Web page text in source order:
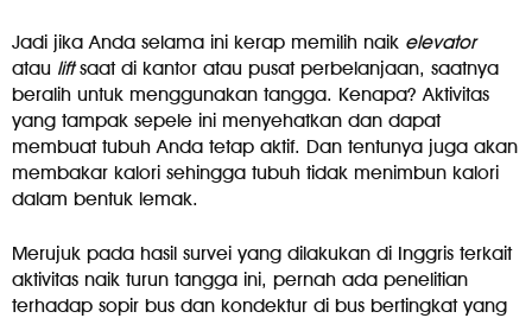
Jadi jika Anda selama ini kerap memilih naik elevator
atau liftsaat di kantor atau pusat perbelanjaan, saatnya
beralih untuk menggunakan tangga. Kenapa? Aktivitas
yang tampak sepele ini menyehatkan dan dapat
membuat tubuh Anda tetap aktif. Dan tentunya juga akan
membakar kalori sehingga tubuh tidak menimbun kalori
dalam bentuk lemak.
Merujuk pada hasil survei yang dilakukan di Inggris terkait
aktivitas naik turun tangga ini, pernah ada penelitian
terhadap sopir bus dan kondektur di bus bertingkat yang